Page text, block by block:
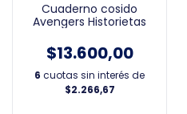
Cuaderno cosido
Avengers Historietas
$13.600,00
6 cuotas sin interés de
$2.266,67